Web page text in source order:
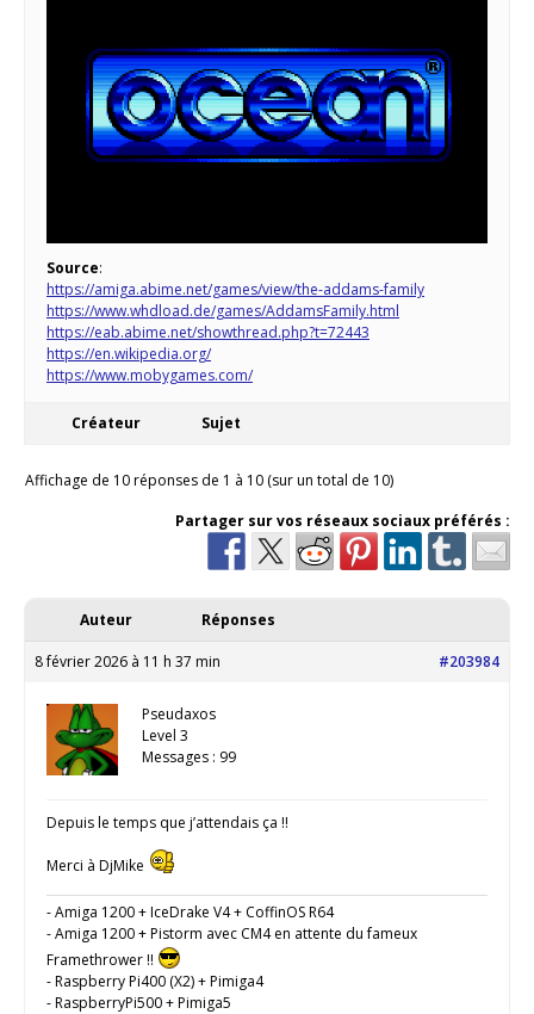
Source:
https://amiga.abime.net/games/view/the-addams-family
https://www.whdload.de/games/AddamsFamily.html
https://eab.abime.net/showthread.php?t=72443
https://en.wikipedia.org/
https://www.mobygames.com/
Créateur Sujet
Affichage de 10 réponses de 1 à 10 (sur un total de 10)
Partager sur vos réseaux sociaux préférés :
Auteur Réponses
8 février 2026 à 11 h 37 min #203984
Pseudaxos
Level 3
Messages : 99
Depuis le temps que j’attendais ça !!
Merci à DjMike
- Amiga 1200 + IceDrake V4 + CoffinOS R64
- Amiga 1200 + Pistorm avec CM4 en attente du fameux
Framethrower !!
- Raspberry Pi400 (X2) + Pimiga4
- RaspberryPi500 + Pimiga5